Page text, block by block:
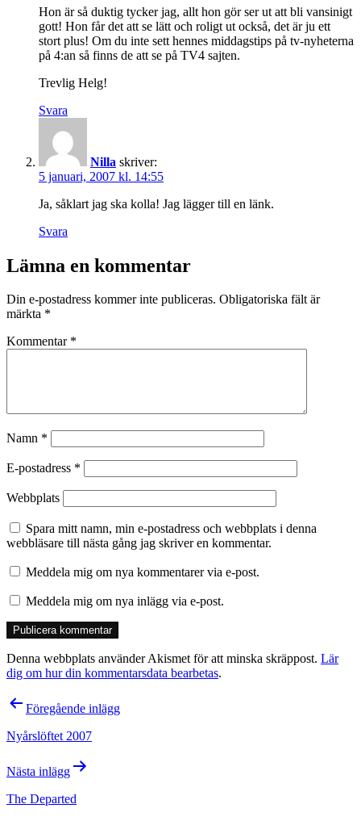
Hon är så duktig tycker jag, allt hon gör ser ut att bli vansinigt
gott! Hon får det att se lätt och roligt ut också, det är ju ett
stort plus! Om du inte sett hennes middagstips på tv-nyheterna
på 4:an så finns de att se på TV4 sajten.
Trevlig Helg!
Svara
Nilla skriver:
5 januari, 2007 kl. 14:55
Ja, såklart jag ska kolla! Jag lägger till en länk.
Svara
Lämna en kommentar
Din e-postadress kommer inte publiceras. Obligatoriska fält är
märkta *
Kommentar *
Namn *
E-postadress *
Webbplats
Spara mitt namn, min e-postadress och webbplats i denna
webbläsare till nästa gång jag skriver en kommentar.
Meddela mig om nya kommentarer via e-post.
Meddela mig om nya inlägg via e-post.
Denna webbplats använder Akismet för att minska skräppost. Lär
dig om hur din kommentarsdata bearbetas.
Inläggsnavigering
Föregående inlägg
Nyårslöftet 2007
Nästa inlägg
The Departed